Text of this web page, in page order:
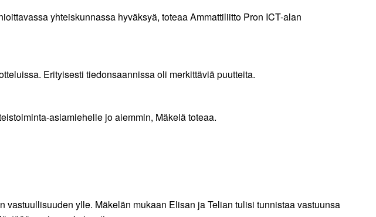
yhteiskunnassa hyväksyä, toteaa Ammattiliitto Pron ICT-alan
Erityisesti tiedonsaannissa oli merkittäviä puutteita.
asiamiehelle jo aiemmin, Mäkelä toteaa.
ylle. Mäkelän mukaan Elisan ja Telian tulisi tunnistaa vastuunsa